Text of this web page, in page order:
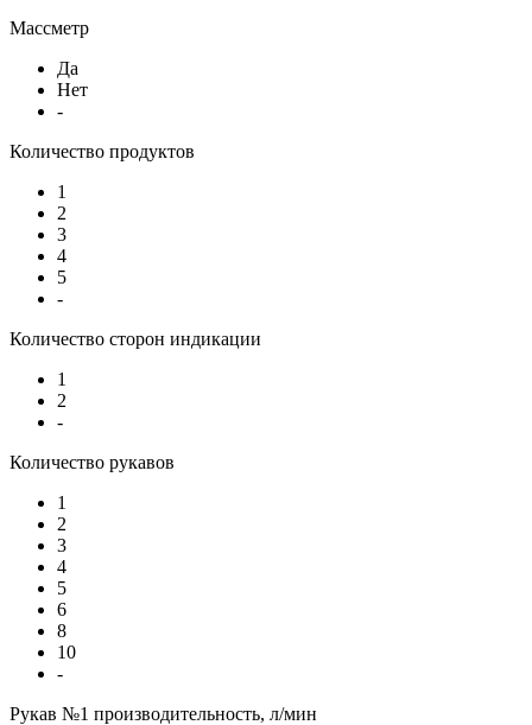
Массметр
Да
Нет
-
Количество продуктов
1
2
3
4
5
-
Количество сторон индикации
1
2
-
Количество рукавов
1
2
3
4
5
6
8
10
-
Рукав №1 производительность, л/мин